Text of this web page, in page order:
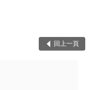
回上一頁